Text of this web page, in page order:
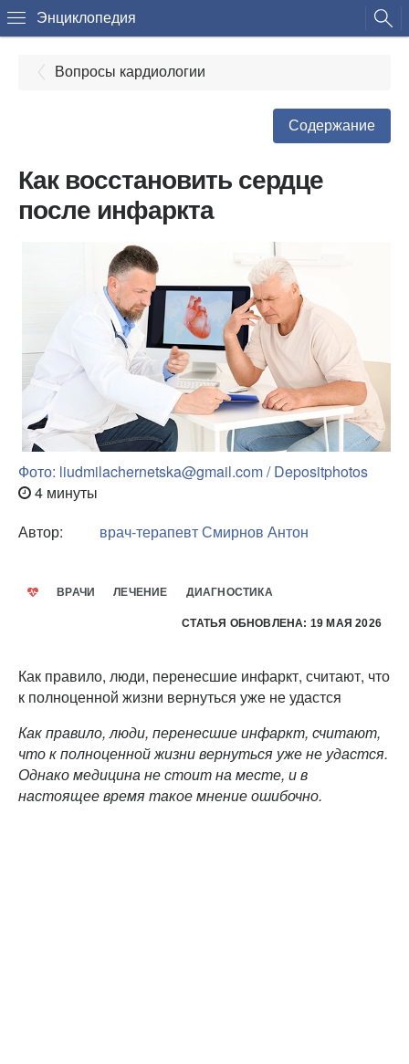
Энциклопедия
Вопросы кардиологии
Содержание
Как восстановить сердце
после инфаркта
Фото: liudmilachernetska@gmail.com / Depositphotos
4 минуты
Автор:
врач-терапевтСмирнов Антон
ВРАЧИ ЛЕЧЕНИЕ ДИАГНОСТИКА
СТАТЬЯ ОБНОВЛЕНА: 19 МАЯ 2026
Как правило, люди, перенесшие инфаркт, считают, что
к полноценной жизни вернуться уже не удастся
Как правило, люди, перенесшие инфаркт, считают,
что к полноценной жизни вернуться уже не удастся.
Однако медицина не стоит на месте, и в
настоящее время такое мнение ошибочно.